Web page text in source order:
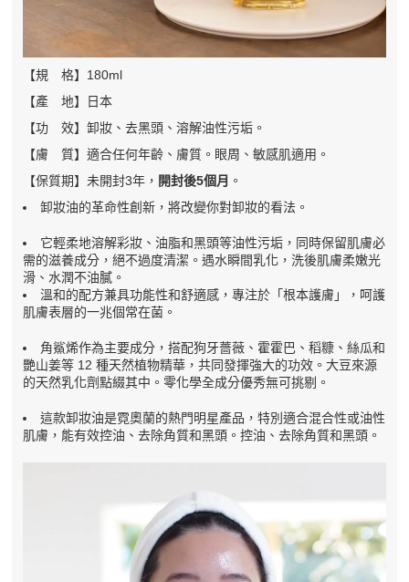
【規 格】180ml
【產 地】日本
【功 效】卸妝、去黑頭、溶解油性污垢。
【膚 質】適合任何年齡、膚質。眼周、敏感肌適用。
【保質期】未開封3年， 開封後5個月 。
卸妝油的革命性創新，將改變你對卸妝的看法。
它輕柔地溶解彩妝、油脂和黑頭等油性污垢，同時保留肌膚必
需的滋養成分，絕不過度清潔。遇水瞬間乳化，洗後肌膚柔嫩光
滑、水潤不油膩。
溫和的配方兼具功能性和舒適感，專注於「根本護膚」，呵護
肌膚表層的一兆個常在菌。
角鯊烯作為主要成分，搭配狗牙薔薇、霍霍巴、稻糠、絲瓜和
艷山姜等 12 種天然植物精華，共同發揮強大的功效。大豆來源
的天然乳化劑點綴其中 。零化學全成分優秀無可挑剔。
這款卸妝油是霓奧蘭的熱門明星產品，特別適合混合性或油性
肌膚，能有效控油、去除角質和黑頭。控油、去除角質和黑頭。